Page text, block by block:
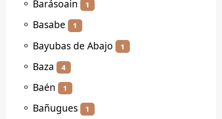
⚬ Barásoain 1
⚬ Basabe 1
⚬ Bayubas de Abajo 1
⚬ Baza 4
⚬ Baén 1
⚬ Bañugues 1